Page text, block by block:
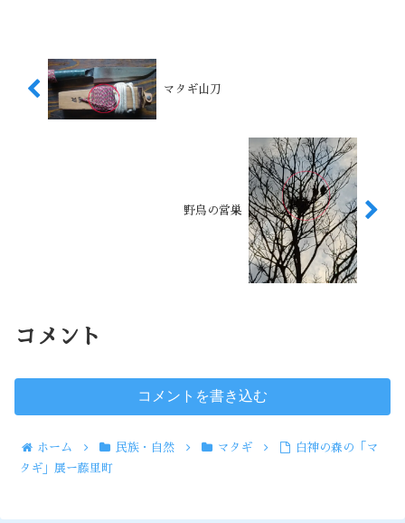
マタギ山刀
野鳥の営巣
コメント
コメントを書き込む
ホーム 民族・自然 マタギ
白神の森の「マ
タギ」展ー藤里町